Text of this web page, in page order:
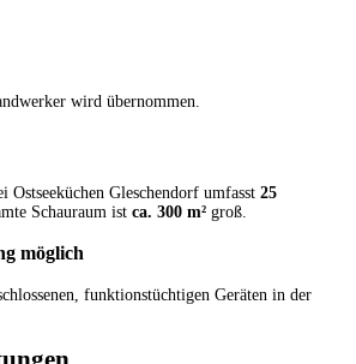
wird übernommen.
Ostseeküchen Gleschendorf umfasst 25
Schauraum ist ca. 300 m² groß.
möglich
funktionstüchtigen Geräten in der